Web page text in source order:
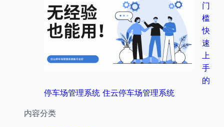
门
槛
快
速
上
手
的
停车场管理系统 住云停车场管理系统
内容分类